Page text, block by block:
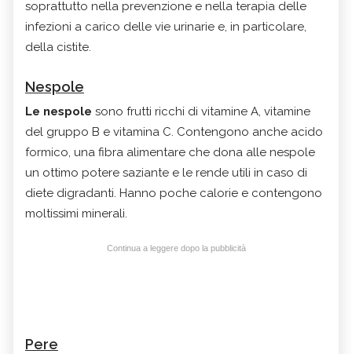
soprattutto nella prevenzione e nella terapia delle
infezioni a carico delle vie urinarie e, in particolare,
della cistite.
Nespole
Le nespole sono frutti ricchi di vitamine A, vitamine
del gruppo B e vitamina C. Contengono anche acido
formico, una fibra alimentare che dona alle nespole
un ottimo potere saziante e le rende utili in caso di
diete digradanti. Hanno poche calorie e contengono
moltissimi minerali.
Continua a leggere dopo la pubblicità
Pere